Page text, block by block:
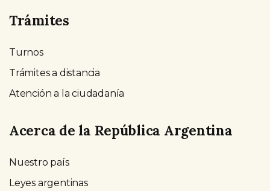
Trámites
Turnos
Trámites a distancia
Atención a la ciudadanía
Acerca de la República Argentina
Nuestro país
Leyes argentinas